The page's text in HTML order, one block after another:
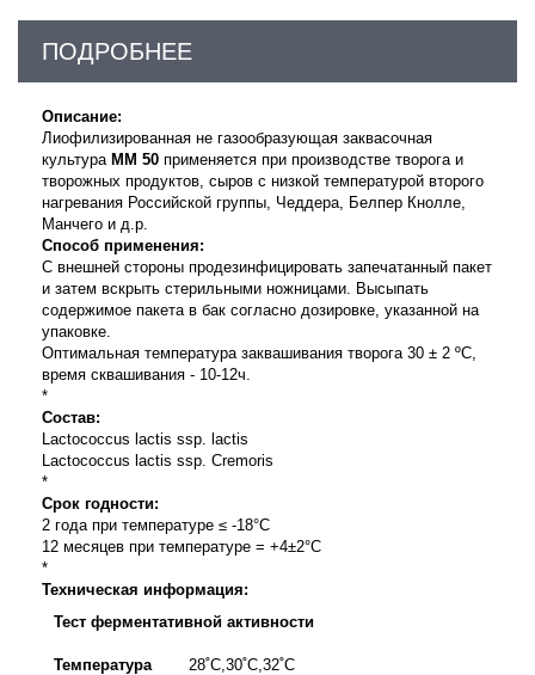
ПОДРОБНЕЕ
Описание:
Лиофилизированная не газообразующая заквасочная
культура ММ 50 применяется при производстве творога и
творожных продуктов, сыров с низкой температурой второго
нагревания Российской группы, Чеддера, Белпер Кнолле,
Манчего и д.р.
Способ применения:
С внешней стороны продезинфицировать запечатанный пакет
и затем вскрыть стерильными ножницами. Высыпать
содержимое пакета в бак согласно дозировке, указанной на
упаковке.
Оптимальная температуразаквашивания творога 30 ± 2 ºС,
время сквашивания - 10-12ч.
*
Состав:
Lactococcus lactis ssp. lactis
Lactococcus lactis ssp. Cremoris
*
Срок годности:
2 года при температуре ≤ -18°С
12 месяцев при температуре = +4±2°С
*
Техническая информация:
Тест ферментативной активности
Температура 28˚С,30˚С,32˚С